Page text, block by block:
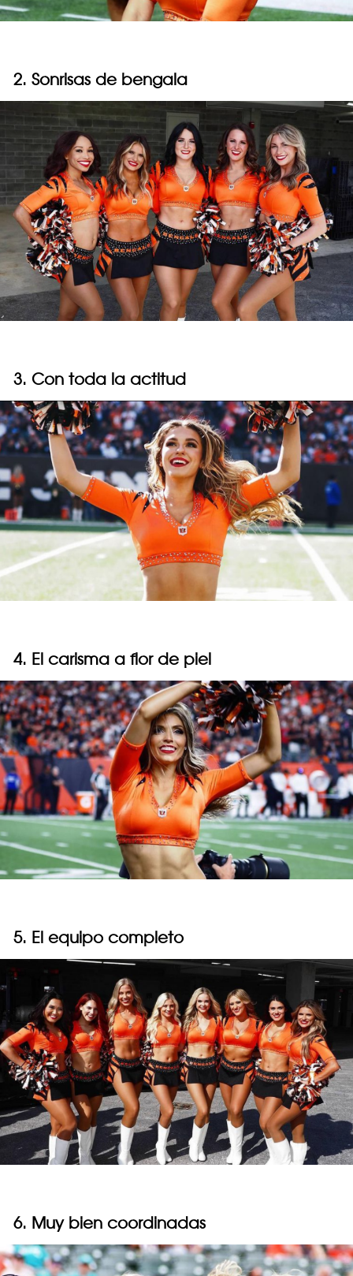
2. Sonrisas de bengala
3. Con toda la actitud
4. El carisma a flor de piel
5. El equipo completo
6. Muy bien coordinadas